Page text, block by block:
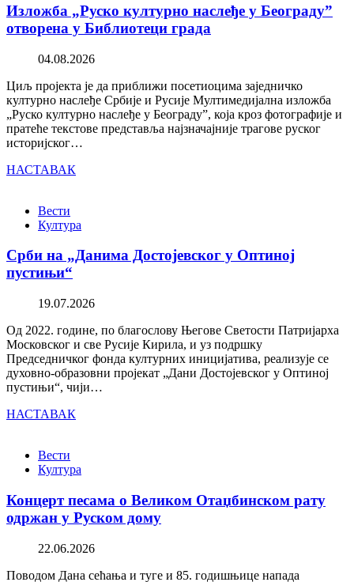
Изложба „Руско културно наслеђе у Београду”
отворена у Библиотеци града
04.08.2026
Циљ пројекта је да приближи посетиоцима заједничко
културно наслеђе Србије и Русије Мултимедијална изложба
„Руско културно наслеђе у Београду”, која кроз фотографије и
пратеће текстове представља најзначајније трагове руског
историјског…
НАСТАВАК
Вести
Култура
Срби на „Данима Достојевског у Оптиној
пустињи“
19.07.2026
Од 2022. године, по благослову Његове Светости Патријарха
Московског и све Русије Кирила, и уз подршку
Председничког фонда културних иницијатива, реализује се
духовно-образовни пројекат „Дани Достојевског у Оптиној
пустињи“, чији…
НАСТАВАК
Вести
Култура
Концерт песама о Великом Отаџбинском рату
одржан у Руском дому
22.06.2026
Поводом Дана сећања и туге и 85. годишњице напада